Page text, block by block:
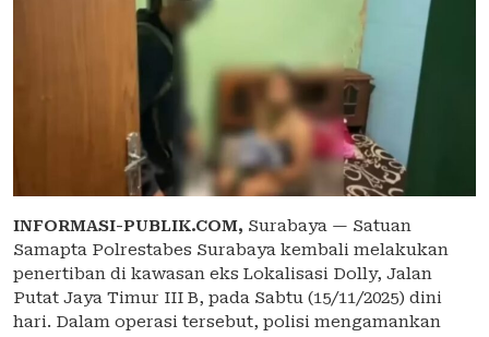
INFORMASI-PUBLIK.COM, Surabaya — Satuan
Samapta Polrestabes Surabaya kembali melakukan
penertiban di kawasan eks Lokalisasi Dolly, Jalan
Putat Jaya Timur III B, pada Sabtu (15/11/2025) dini
hari. Dalam operasi tersebut, polisi mengamankan